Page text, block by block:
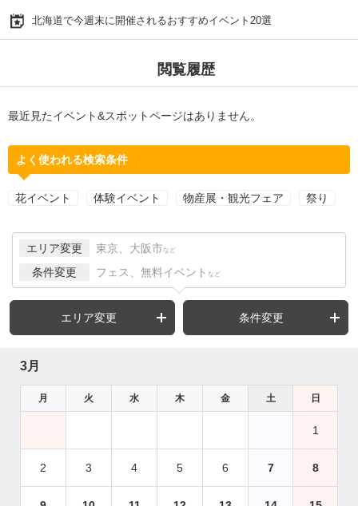
北海道で今週末に開催されるおすすめイベント20選
閲覧履歴
最近見たイベント&スポットページはありません。
よく使われる検索条件
花イベント 体験イベント 物産展・観光フェア 祭り
エリア変更 東京、大阪市 など
条件変更 フェス、無料イベント など
エリア変更 条件変更
3月
月 火 水 木 金 土 日
1
2 3 4 5 6 7 8